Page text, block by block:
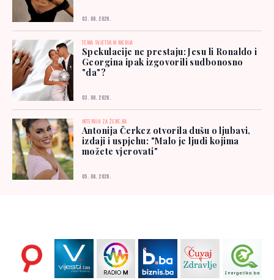
03. 08. 2026.
TEMA SVJETSKIH MEDIJA
Spekulacije ne prestaju: Jesu li Ronaldo i
Georgina ipak izgovorili sudbonosno
"da"?
03. 08. 2026.
INTERVJU ZA ŽENE.BA
Antonija Čerkez otvorila dušu o ljubavi,
izdaji i uspjehu: "Malo je ljudi kojima
možete vjerovati"
05. 08. 2026.